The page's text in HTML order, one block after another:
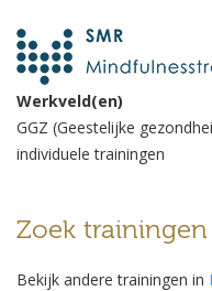
Werkveld(en)
GGZ (Geestelijke
individuele trainingen
Zoek trainingen
Bekijk andere trainingen in